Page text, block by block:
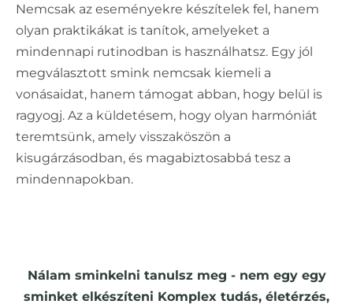
Nemcsak az eseményekre készítelek fel, hanem
olyan praktikákat is tanítok, amelyeket a
mindennapi rutinodban is használhatsz. Egy jól
megválasztott smink nemcsak kiemeli a
vonásaidat, hanem támogat abban, hogy belül is
ragyogj. Az a küldetésem, hogy olyan harmóniát
teremtsünk, amely visszaköszön a
kisugárzásodban, és magabiztosabbá tesz a
mindennapokban.
Nálam sminkelni tanulsz meg - nem egy egy
sminket elkészíteni Komplex tudás, életérzés,